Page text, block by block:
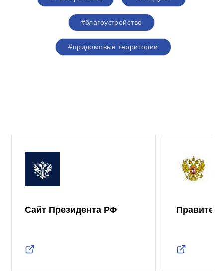
#благоустройство
#придомовые территории
Сайт Президента РФ